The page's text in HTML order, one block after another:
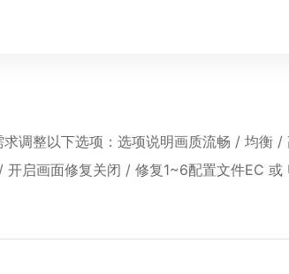
调整以下选项：选项说明画质流畅 / 均衡
启画面修复关闭 / 修复1~6配置文件EC